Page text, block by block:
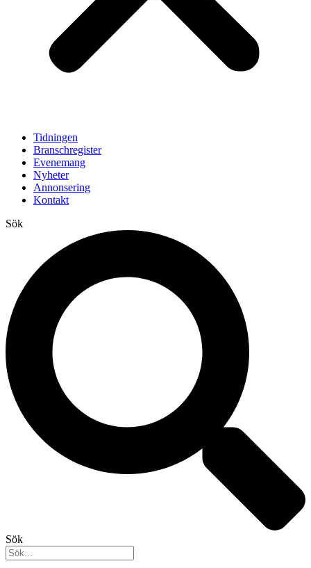
Tidningen
Branschregister
Evenemang
Nyheter
Annonsering
Kontakt
Sök
Sök